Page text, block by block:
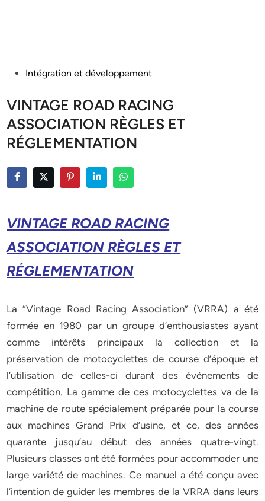
PostedIntégration et développement
VINTAGE ROAD RACING
ASSOCIATION RÈGLES ET
RÉGLEMENTATION
VINTAGE ROAD RACING
ASSOCIATION RÈGLES ET
RÉGLEMENTATION
La “Vintage Road Racing Association” (VRRA) a été
formée en 1980 par un groupe d’enthousiastes ayant
comme intérêts principaux la collection et la
préservation de motocyclettes de course d’époque et
l’utilisation de celles-ci durant des évènements de
compétition. La gamme de ces motocyclettes va de la
machine de route spécialement préparée pour la course
aux machines Grand Prix d’usine, et ce, des années
quarante jusqu’au début des années quatre-vingt.
Plusieurs classes ont été formées pour accommoder une
large variété de machines. Ce manuel a été conçu avec
l’intention de guider les membres de la VRRA dans leurs